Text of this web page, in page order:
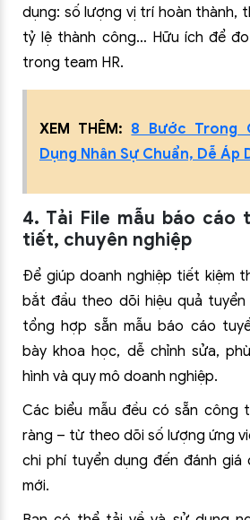
dụng: số lượng vị trí hoàn thành,
tỷ lệ thành công… Hữu ích để
trong team HR.
XEM THÊM: 8 Bước Trong
Dụng Nhân Sự Chuẩn, Dễ Áp
4. Tải File mẫu báo cáo
tiết, chuyên nghiệp
Để giúp doanh nghiệp tiết kiệm
bắt đầu theo dõi hiệu quả tuyển
tổng hợp sẵn mẫu báo cáo
bày khoa học, dễ chỉnh sửa,
hình và quy mô doanh nghiệp.
Các biểu mẫu đều có sẵn công
ràng – từ theo dõi số lượng ứng
chi phí tuyển dụng đến đánh giá
mới.